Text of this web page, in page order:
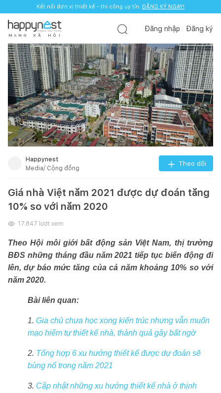
Kết nối đơn vị thiết kế - thi công uy tín. ĐĂNG KÝ NGAY!
M Ạ N G X Ã H Ộ I
Đăng nhập Đăng ký
Happynest
Media/ Cộng đồng
Theo dõi
Giá nhà Việt năm 2021 được dự đoán tăng
10% so với năm 2020
17.847 lượt xem
Theo Hội môi giới bất động sản Việt Nam, thị trường
BĐS những tháng đầu năm 2021 tiếp tục biến động đi
lên, dự báo mức tăng của cả năm khoảng 10% so với
năm 2020.
Bài liên quan:
1. Gia chủ chưa học xong kiến trúc nhưng vẫn muốn
mạo hiểm tự thiết kế nhà, thành quả gây bất ngờ
2. Tổng hợp 6 xu hướng thiết kế được dự đoán sẽ
bùng nổ trong năm 2021
3. Cập nhật những xu hướng thiết kế nhà ở thịnh